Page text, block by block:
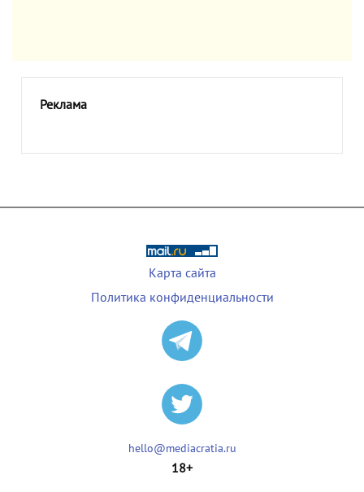
Реклама
Карта сайта
Политика конфиденциальности
hello@mediacratia.ru
18+